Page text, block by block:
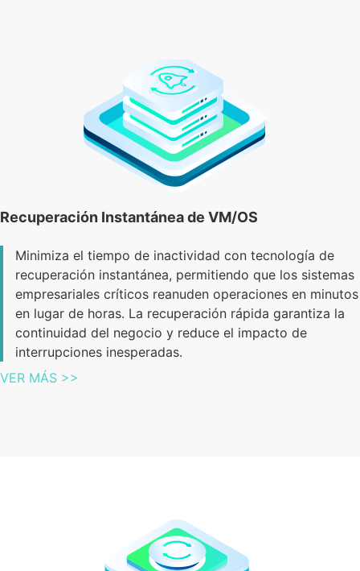
Recuperación Instantánea de VM/OS
Minimiza el tiempo de inactividad con tecnología de
recuperación instantánea, permitiendo que los sistemas
empresariales críticos reanuden operaciones en minutos
en lugar de horas. La recuperación rápida garantiza la
continuidad del negocio y reduce el impacto de
interrupciones inesperadas.
VER MÁS >>